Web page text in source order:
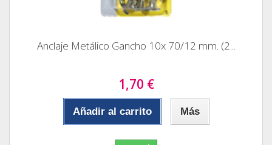
Anclaje Metálico Gancho 10x 70/12 mm. (2...
1,70 €
Añadir al carrito Más